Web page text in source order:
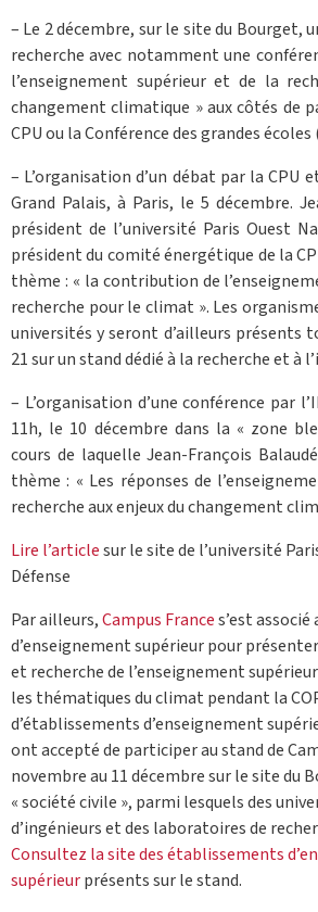
– Le 2 décembre, sur le site du Bourget,
recherche avec notamment une
l’enseignement supérieur et de la
changement climatique » aux côtés de
CPU ou la Conférence des grandes écoles
– L’organisation d’un débat par la CPU
Grand Palais, à Paris, le 5 décembre.
président de l’université Paris Ouest
président du comité énergétique de la
thème : « la contribution de
recherche pour le climat ». Les
universités y seront d’ailleurs présents
21 sur un stand dédié à la recherche et à
– L’organisation d’une conférence par
11h, le 10 décembre dans la « zone
cours de laquelle Jean-François
thème : « Les réponses de
recherche aux enjeux du changement
Lire l’articlesur le site de l’université
Défense
Par ailleurs,Campus Frances’est
d’enseignement supérieur pour
et recherche de l’enseignement
les thématiques du climat pendant la
d’établissements d’enseignement
ont accepté de participer au stand de
novembre au 11 décembre sur le site du
« société civile », parmi lesquels des
d’ingénieurs et des laboratoires de
Consultez la site des établissements
supérieurprésents sur le stand.